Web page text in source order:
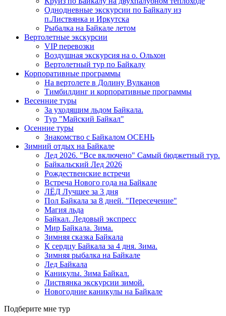
Однодневные экскурсии по Байкалу из
п.Листвянка и Иркутска
Рыбалка на Байкале летом
Вертолетные экскурсии
VIP перевозки
Воздушная экскурсия на о. Ольхон
Вертолетный тур по Байкалу
Корпоративные программы
На вертолете в Долину Вулканов
Тимбилдинг и корпоративные программы
Весенние туры
За уходящим льдом Байкала.
Тур "Майский Байкал"
Осенние туры
Знакомство с Байкалом ОСЕНЬ
Зимний отдых на Байкале
Лед 2026. "Все включено" Самый бюджетный тур.
Байкальский Лед 2026
Рождественские встречи
Встреча Нового года на Байкале
ЛЁД Лучшее за 3 дня
Пол Байкала за 8 дней. "Пересечение"
Магия льда
Байкал. Ледовый экспресс
Мир Байкала. Зима.
Зимняя сказка Байкала
К сердцу Байкала за 4 дня. Зима.
Зимняя рыбалка на Байкале
Лед Байкала
Каникулы. Зима Байкал.
Листвянка экскурсии зимой.
Новогодние каникулы на Байкале
Подберите мне тур